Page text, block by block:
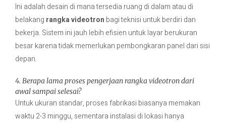
Ini adalah desain di mana tersedia ruang di dalam atau di
belakang rangka videotron bagi teknisi untuk berdiri dan
bekerja. Sistem ini jauh lebih efisien untuk layar berukuran
besar karena tidak memerlukan pembongkaran panel dari sisi
depan.
4. Berapa lama proses pengerjaan rangka videotron dari
awal sampai selesai?
Untuk ukuran standar, proses fabrikasi biasanya memakan
waktu 2-3 minggu, sementara instalasi di lokasi hanya